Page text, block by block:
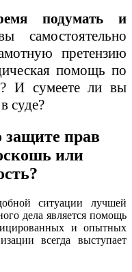
подумать и
самостоятельно
претензию
помощь по
И сумеете ли вы
суде?
прав
или
ситуации лучшей
дела является помощь
и опытных
всегда выступает